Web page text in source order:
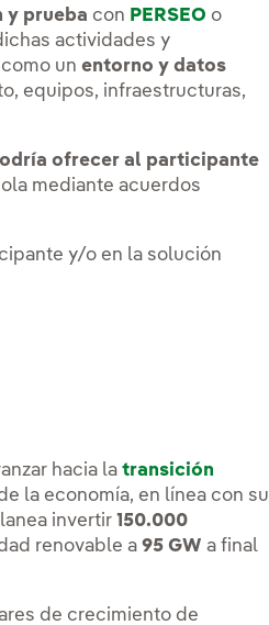
y prueba con PERSEO o
actividades y
como unentorno y datos
equipos, infraestructuras,
ofrecer al participante
mediante acuerdos
y/o en la solución
hacia latransición
la economía, en línea con su
invertir150.000
renovable a95 GWa final
de crecimiento de